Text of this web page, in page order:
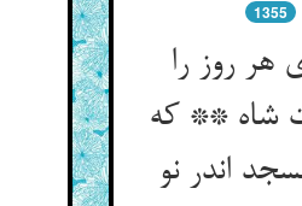
1355
هر روز را
شاه ** که
اندر نو